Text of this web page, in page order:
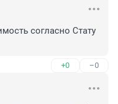
согласно Стату
+0 –0